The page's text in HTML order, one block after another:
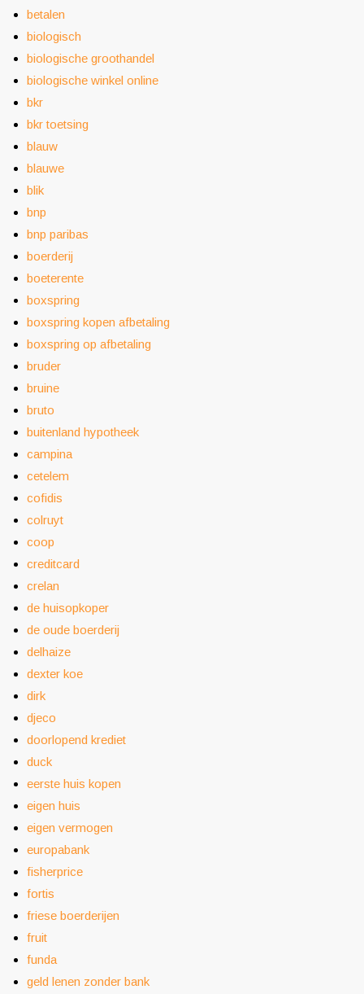
betalen
biologisch
biologische groothandel
biologische winkel online
bkr
bkr toetsing
blauw
blauwe
blik
bnp
bnp paribas
boerderij
boeterente
boxspring
boxspring kopen afbetaling
boxspring op afbetaling
bruder
bruine
bruto
buitenland hypotheek
campina
cetelem
cofidis
colruyt
coop
creditcard
crelan
de huisopkoper
de oude boerderij
delhaize
dexter koe
dirk
djeco
doorlopend krediet
duck
eerste huis kopen
eigen huis
eigen vermogen
europabank
fisherprice
fortis
friese boerderijen
fruit
funda
geld lenen zonder bank